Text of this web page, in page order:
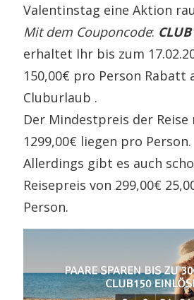
Valentinstag eine Aktion
Mit dem Couponcode:
erhaltet Ihr bis zum
150,00€ pro Person Rabatt
Cluburlaub .
Der Mindestpreis der
1299,00€ liegen pro Person.
Allerdings gibt es auch
Reisepreis von 299,00€
Person.